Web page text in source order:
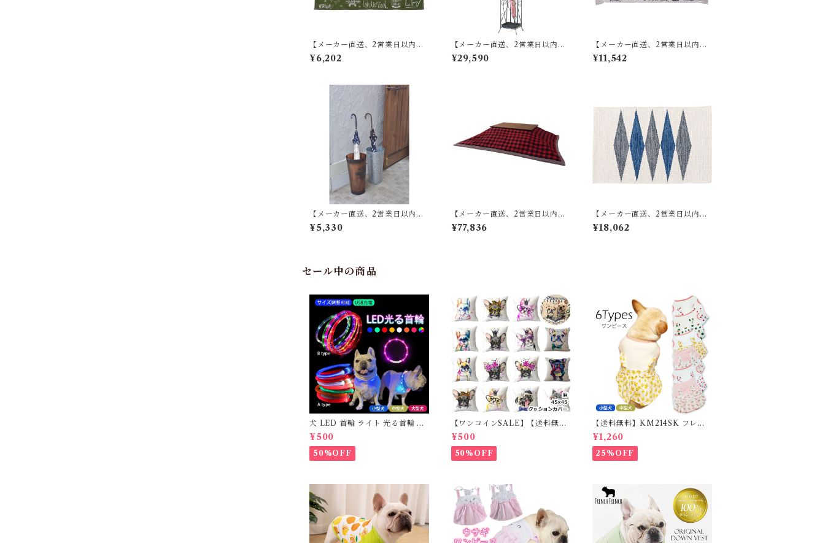
【メーカー直送、2営業日以内に
発送】東谷 ラグ W90×D130 グ
リーン TTR-141
¥6,202
【メーカー直送、2営業日以内に
発送】【8個セット】 東谷 傘立
て W13.5×D15×H60 ブラウン/
¥29,590
【メーカー直送、2営業日以内に
発送】【6個セット】 東谷 マッ
ト W75×D45 RE TTR-137
¥11,542
【メーカー直送、2営業日以内に
発送】東谷 傘立て φ21×H41 ブロ
ンズ/グリーン/アイボリー/シルバ
¥5,330
【メーカー直送、2営業日以内に
発送】【4個セット】 東谷 薄掛け
コタツ布団 長方形 KK-154 W19
¥77,836
【メーカー直送、2営業日以内に
発送】【6個セット】 東谷 キッ
チンマット W50×D80 ブルー/ブ
¥18,062
セール中の商品
犬 LED 首輪 ライト 光る首輪 US
B充電 生活防水 長さ調整可能 首
輪 犬用 ペット カラー ペット用品
軽量 ドッグ用品 フレンチブルド
ック 大型犬 中型犬 小型犬 35c
¥500
50%OFF
【ワンコインSALE】【送料無
料】KM503G クッションカバー
フレンチブルドッグ クリーム フ
レブル
¥500
50%OFF
【送料無料】KM214SK フレブ
ル 女の子 スカート ワンピース夏
フリル 犬服 ドックウェア
¥1,260
25%OFF